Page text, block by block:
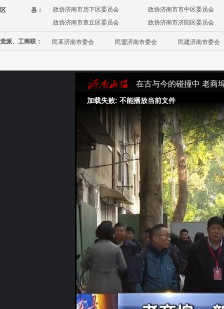
区 县： 政协济南市历下区委员会
政协济南市市中区委员会
政协济南市章丘区委员会
政协济南市济阳区委员会
党派、工商联： 民革济南市委会 民盟济南市委会 民建济南市委会
在古与今的碰撞中 老商
加载失败: 不能播放当前文件